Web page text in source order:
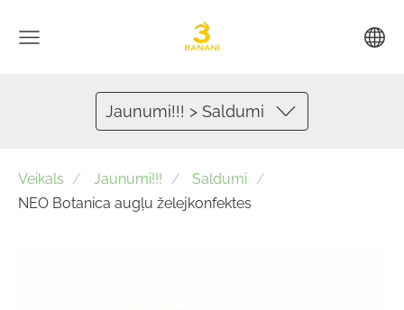
Jaunumi!!! > Saldumi
Veikals Jaunumi!!!
Saldumi
NEO Botanica augļu želejkonfektes